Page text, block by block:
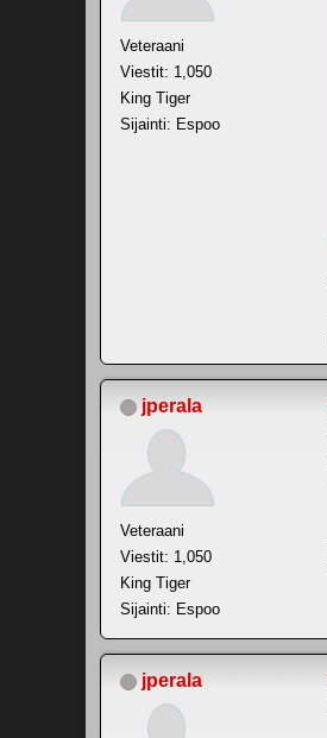
Veteraani
Viestit: 1,050
King Tiger
Sijainti: Espoo
jperala
Veteraani
Viestit: 1,050
King Tiger
Sijainti: Espoo
jperala